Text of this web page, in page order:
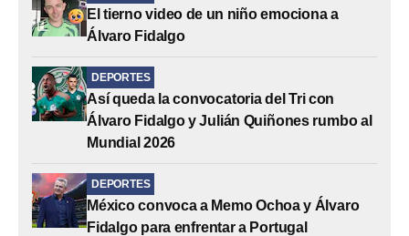
El tierno video de un niño emociona a
Álvaro Fidalgo
DEPORTES
Así queda la convocatoria del Tri con
Álvaro Fidalgo y Julián Quiñones rumbo al
Mundial 2026
DEPORTES
México convoca a Memo Ochoa y Álvaro
Fidalgo para enfrentar a Portugal